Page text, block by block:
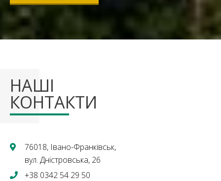
НАШІ
КОНТАКТИ
76018, Івано-Франківськ,
вул. Дністровська, 26
+38 0342 54 29 50